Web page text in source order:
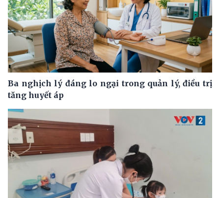
Ba nghịch lý đáng lo ngại trong quản lý, điều trị
tăng huyết áp